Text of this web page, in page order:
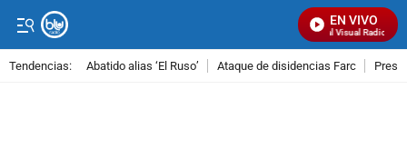
EN VIVO
Señal Visual Radio
Tendencias: Abatido alias ‘El Ruso’ Ataque de disidencias Farc